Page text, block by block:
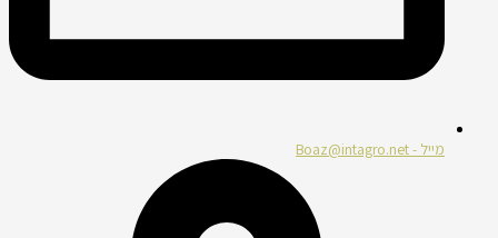
מייל - Boaz@intagro.net